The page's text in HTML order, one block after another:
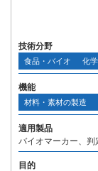
技術分野
食品・バイオ 化
機能
材料・素材の製造
適用製品
バイオマーカー、
目的